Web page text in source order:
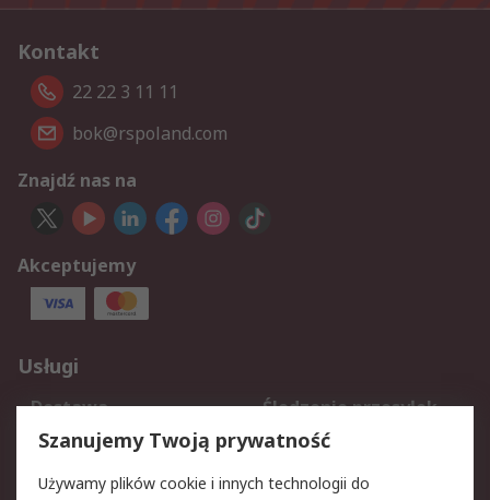
Kontakt
22 22 3 11 11
bok@rspoland.com
Znajdź nas na
Akceptujemy
Usługi
Dostawa
Śledzenie przesyłek
Reklamacje i zwroty
Rejestracja
Szanujemy Twoją prywatność
Używamy plików cookie i innych technologii do